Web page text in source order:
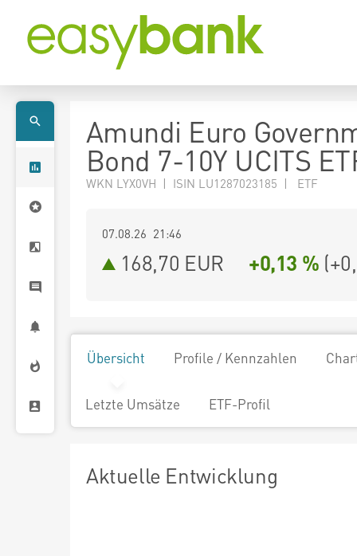
Amundi Euro
Bond 7-10Y UCITS
WKN LYX0VH | ISIN LU1287023185 | ETF
07.08.26 21:46
168,70 EUR +0,13 % (
Übersicht Profile / Kennzahlen
Letzte Umsätze ETF-Profil
Aktuelle Entwicklung